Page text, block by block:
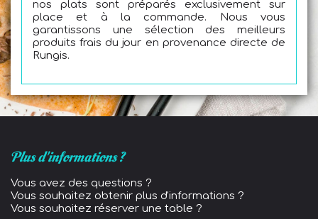
nos plats sont préparés exclusivement sur
place et à la commande. Nous vous
garantissons une sélection des meilleurs
produits frais du jour en provenance directe de
Rungis.
Plus d'informations ?
Vous avez des questions ?
Vous souhaitez obtenir plus d'informations ?
Vous souhaitez réserver une table ?